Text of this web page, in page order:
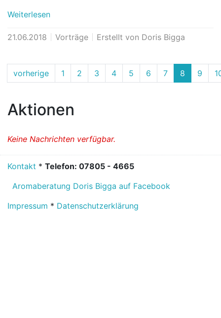
Weiterlesen
21.06.2018 Vorträge Erstellt von Doris Bigga
vorherige 1 2 3 4 5 6 7 8 9
Aktionen
Keine Nachrichten verfügbar.
Kontakt * Telefon: 07805 - 4665
Aromaberatung Doris Bigga auf Facebook
Impressum * Datenschutzerklärung